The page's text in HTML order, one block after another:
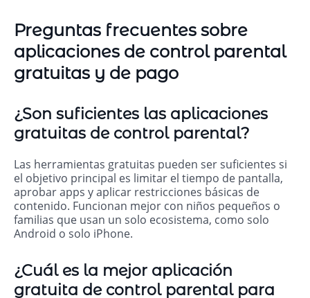
Preguntas frecuentes sobre
aplicaciones de control parental
gratuitas y de pago
¿Son suficientes las aplicaciones
gratuitas de control parental?
Las herramientas gratuitas pueden ser suficientes si
el objetivo principal es limitar el tiempo de pantalla,
aprobar apps y aplicar restricciones básicas de
contenido. Funcionan mejor con niños pequeños o
familias que usan un solo ecosistema, como solo
Android o solo iPhone.
¿Cuál es la mejor aplicación
gratuita de control parental para